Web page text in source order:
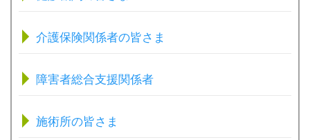
介護保険関係者の皆さま
障害者総合支援関係者
施術所の皆さま